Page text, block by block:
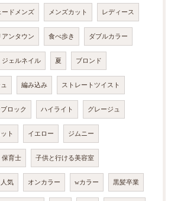
ードメンズ メンズカット レディース
アンタウン 食べ歩き ダブルカラー
ジェルネイル 夏 ブロンド
編み込み ストレートツイスト
ロック ハイライト グレージュ
ト イエロー ジムニー
保育士 子供と行ける美容室
人気 オンカラー wカラー 黒髪卒業